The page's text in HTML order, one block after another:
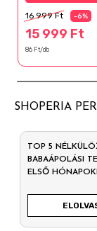
16 999 Ft -6%
15 999 Ft
86 Ft/db
SHOPERIA
TOP 5
BABAÁPOLÁSI
ELSŐ